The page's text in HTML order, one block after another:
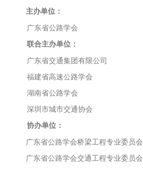
主办单位：
广东省公路学会
联合主办单位：
广东省交通集团有限公司
福建省高速公路学会
湖南省公路学会
深圳市城市交通协会
协办单位：
广东省公路学会桥梁工程专业委员会
广东省公路学会交通工程专业委员会